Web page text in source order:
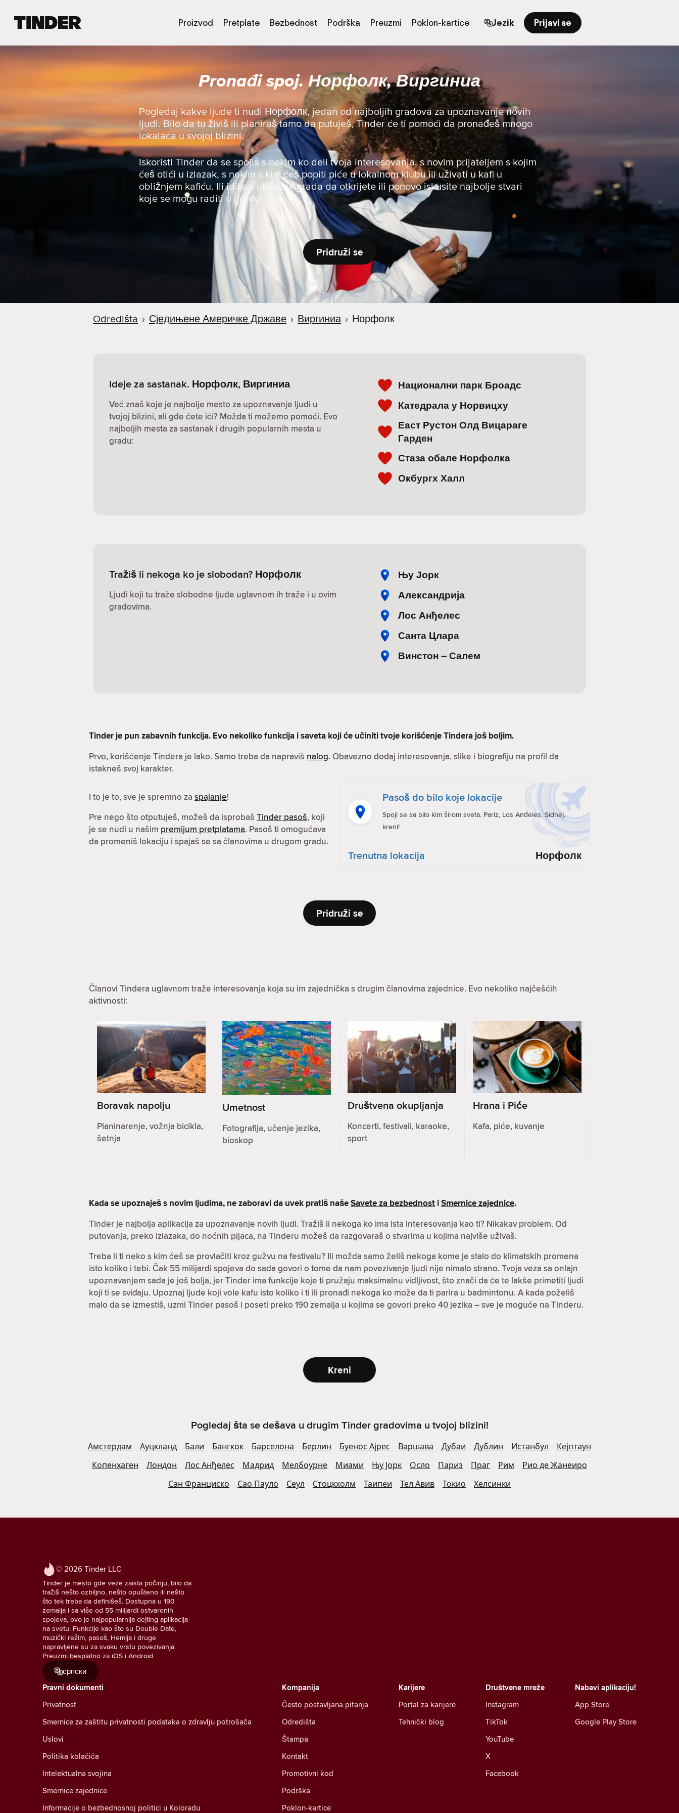
e
t
n
a
Proizvod Pretplate Bezbednost Podrška Preuzmi Poklon-kartice Jezik Prijavi se
Pronađi spoj. Норфолк, Виргиниа
Pogledaj kakve ljude ti nudi Норфолк, jedan od najboljih gradova za upoznavanje novih
ljudi. Bilo da tu živiš ili planiraš tamo da putuješ, Tinder će ti pomoći da pronađeš mnogo
lokalaca u svojoj blizini.
Iskoristi Tinder da se spojiš s nekim ko deli tvoja interesovanja, s novim prijateljem s kojim
ćeš otići u izlazak, s nekim s kim ćeš popiti piće u lokalnom klubu ili uživati u kafi u
obližnjem kafiću. Ili idite u obilazak grada da otkrijete ili ponovo iskusite najbolje stvari
koje se mogu raditi u gradu.
Pridruži se
Odredišta › Сједињене Америчке Државе › Виргиниа › Норфолк
Ideje za sastanak. Норфолк, Виргиниа
Već znaš koje je najbolje mesto za upoznavanje ljudi u
tvojoj blizini, ali gde ćete ići? Možda ti možemo pomoći. Evo
najboljih mesta za sastanak i drugih popularnih mesta u
gradu:
Национални парк Броадс
Катедрала у Норвицху
Еаст Рустон Олд Вицараге
Гарден
Стаза обале Норфолка
Окбургх Халл
Tražiš li nekoga ko je slobodan? Норфолк
Ljudi koji tu traže slobodne ljude uglavnom ih traže i u ovim
gradovima.
Њу Јорк
Александрија
Лос Анђелес
Санта Цлара
Винстон – Салем
Tinder je pun zabavnih funkcija. Evo nekoliko funkcija i saveta koji će učiniti tvoje korišćenje Tindera još boljim.
Prvo, korišćenje Tindera je lako. Samo treba da napraviš nalog. Obavezno dodaj interesovanja, slike i biografiju na profil da
istakneš svoj karakter.
I to je to, sve je spremno za spajanje!
Pre nego što otputuješ, možeš da isprobaš Tinder pasoš, koji
je se nudi u našim premijum pretplatama. Pasoš ti omogućava
da promeniš lokaciju i spajaš se sa članovima u drugom gradu.
Pasoš do bilo koje lokacije
Spoji se sa bilo kim širom sveta. Pariz, Los Anđeles, Sidnej,
kreni!
Trenutna lokacija Норфолк
Pridruži se
Članovi Tindera uglavnom traže interesovanja koja su im zajednička s drugim članovima zajednice. Evo nekoliko najčešćih
aktivnosti:
Boravak napolju
Planinarenje, vožnja bicikla,
šetnja
Umetnost
Fotografija, učenje jezika,
bioskop
Društvena okupljanja
Koncerti, festivali, karaoke,
sport
Hrana i Piće
Kafa, piće, kuvanje
Kada se upoznaješ s novim ljudima, ne zaboravi da uvek pratiš našeSavete za bezbednost iSmernice zajednice.
Tinder je najbolja aplikacija za upoznavanje novih ljudi. Tražiš li nekoga ko ima ista interesovanja kao ti? Nikakav problem. Od
putovanja, preko izlazaka, do noćnih pijaca, na Tinderu možeš da razgovaraš o stvarima u kojima najviše uživaš.
Treba li ti neko s kim ćeš se provlačiti kroz gužvu na festivalu? Ili možda samo želiš nekoga kome je stalo do klimatskih promena
isto koliko i tebi. Čak 55 milijardi spojeva do sada govori o tome da nam povezivanje ljudi nije nimalo strano. Tvoja veza sa onlajn
upoznavanjem sada je još bolja, jer Tinder ima funkcije koje ti pružaju maksimalnu vidljivost, što znači da će te lakše primetiti ljudi
koji ti se sviđaju. Upoznaj ljude koji vole kafu isto koliko i ti ili pronađi nekoga ko može da ti parira u badmintonu. A kada poželiš
malo da se izmestiš, uzmi Tinder pasoš i poseti preko 190 zemalja u kojima se govori preko 40 jezika – sve je moguće na Tinderu.
Kreni
Pogledaj šta se dešava u drugim Tinder gradovima u tvojoj blizini!
Амстердам Ауцкланд Бали Бангкок Барселона Берлин Буенос Ајрес Варшава Дубаи Дублин Истанбул
Кејптаун
Копенхаген
Лондон Лос Анђелес Мадрид Мелбоурне Миами Њу Јорк Осло Париз Праг Рим
Рио де Жанеиро
Сан Франциско
Сао Пауло Сеул Стоцкхолм Таипеи Тел Авив Токио Хелсинки
© 2026 Tinder LLC
Tinder je mesto gde veze zaista počinju, bilo da
tražiš nešto ozbiljno, nešto opušteno ili nešto
što tek treba da definišeš. Dostupna u 190
zemalja i sa više od 55 milijardi ostvarenih
spojeva, ovo je najpopularnija dejting aplikacija
na svetu. Funkcije kao što su Double Date,
muzički režim, pasoš, Hemija i druge
napravljene su za svaku vrstu povezivanja.
Preuzmi besplatno za iOS i Android.
српски
Društvene mreže
Instagram
TikTok
YouTube
X
Facebook
Pravni dokumenti
Privatnost
Smernice za zaštitu privatnosti podataka o zdravlju potrošača
Uslovi
Politika kolačića
Intelektualna svojina
Smernice zajednice
Informacije o bezbednosnoj politici u Koloradu
Karijere
Portal za karijere
Tehnički blog
Kompanija
Često postavljana pitanja
Odredišta
Štampa
Kontakt
Promotivni kod
Podrška
Poklon-kartice
Nabavi aplikaciju!
App Store
Google Play Store